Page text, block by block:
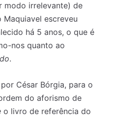
modo irrelevante) de
Maquiavel escreveu
há 5 anos, o que é
nos quanto ao
.
César Bórgia, para o
do aforismo de
o livro de referência do